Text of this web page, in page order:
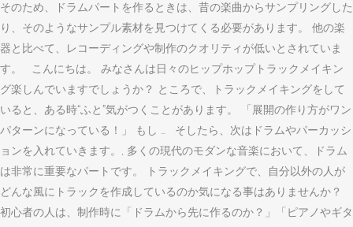
そのため、ドラムパートを作るときは、昔の楽曲からサンプリングした
り、そのようなサンプル素材を見つけてくる必要があります。 他の楽
器と比べて、レコーディングや制作のクオリティが低いとされていま
す。 こんにちは。 みなさんは日々のヒップホップトラックメイキン
グ楽しんでいますでしょうか？ ところで、トラックメイキングをして
いると、ある時“ふと”気がつくことがあります。 「展開の作り方がワン
パターンになっている！」 もし … そしたら、次はドラムやパーカッシ
ョンを入れていきます。, 多くの現代のモダンな音楽において、ドラム
は非常に重要なパートです。 トラックメイキングで、自分以外の人が
どんな風にトラックを作成しているのか気になる事はありませんか？
初心者の人は、制作時に「ドラムから先に作るのか？」「ピアノやギタ